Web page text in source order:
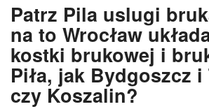
Patrz Pila uslugi
na to Wrocław
kostki brukowej i
Piła, jak Bydgoszcz i
czy Koszalin?